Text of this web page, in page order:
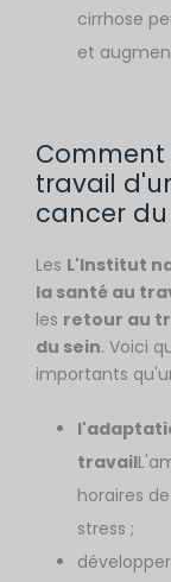
cirrhose
et
travail
cancer du
Les L'Institut
la santé au
les retour au
du sein. Voici
importants
travail
horaires
stress ;
développer